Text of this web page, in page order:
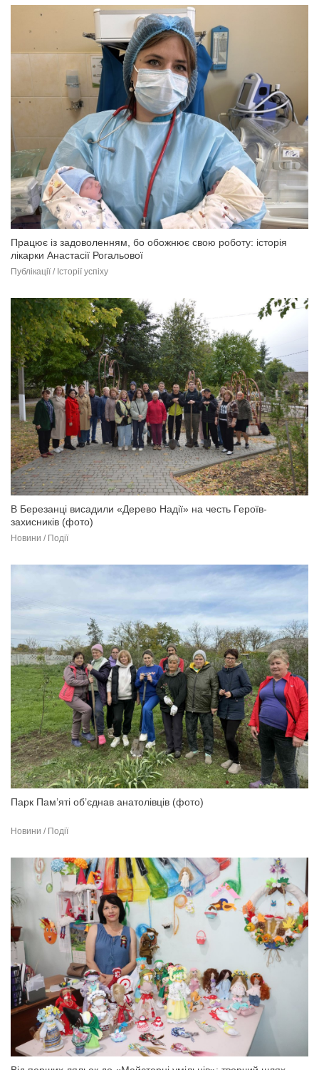
Працює із задоволенням, бо обожнює свою роботу: історія
лікарки Анастасії Рогальової
Публікації / Історії успіху
В Березанці висадили «Дерево Надії» на честь Героїв-
захисників (фото)
Новини / Події
Парк Пам’яті об’єднав анатолівців (фото)
Новини / Події